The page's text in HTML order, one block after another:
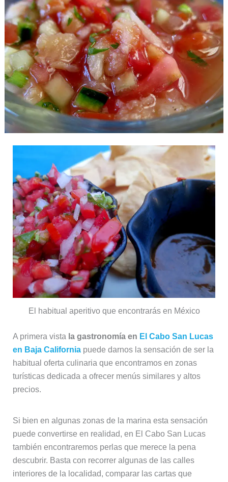
El habitual aperitivo que encontrarás en México
A primera vista la gastronomía en El Cabo San Lucas
en Baja Californiapuede darnos la sensación de ser la
habitual oferta culinaria que encontramos en zonas
turísticas dedicada a ofrecer menús similares y altos
precios.
Si bien en algunas zonas de la marina esta sensación
puede convertirse en realidad, en El Cabo San Lucas
también encontraremos perlas que merece la pena
descubrir. Basta con recorrer algunas de las calles
interiores de la localidad, comparar las cartas que